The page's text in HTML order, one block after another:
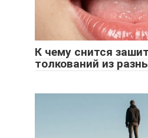
К чему снится
толкований из